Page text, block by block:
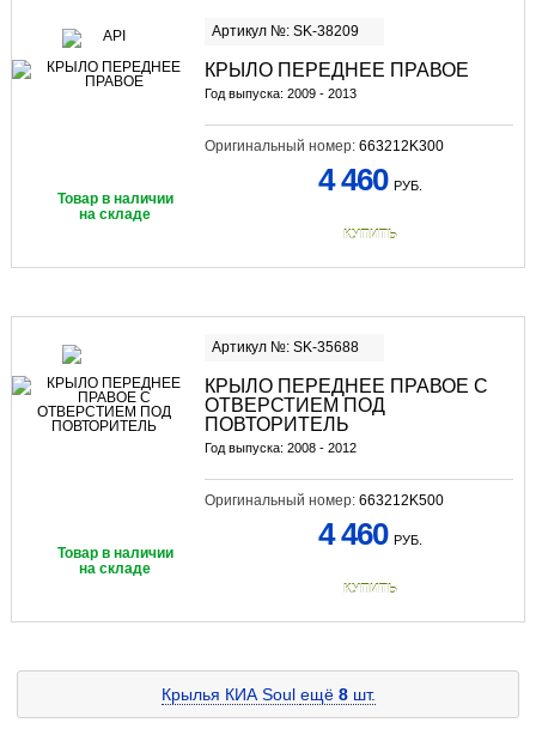
Артикул №: SK-38209
КРЫЛО ПЕРЕДНЕЕ ПРАВОЕ
Год выпуска: 2009 - 2013
Оригинальный номер: 663212K300
Товар в наличии
на складе
4 460 РУБ.
КУПИТЬ
Артикул №: SK-35688
КРЫЛО ПЕРЕДНЕЕ ПРАВОЕ С
ОТВЕРСТИЕМ ПОД
ПОВТОРИТЕЛЬ
Год выпуска: 2008 - 2012
Оригинальный номер: 663212K500
Товар в наличии
на складе
4 460 РУБ.
КУПИТЬ
Крылья КИА Soul ещё 8шт.